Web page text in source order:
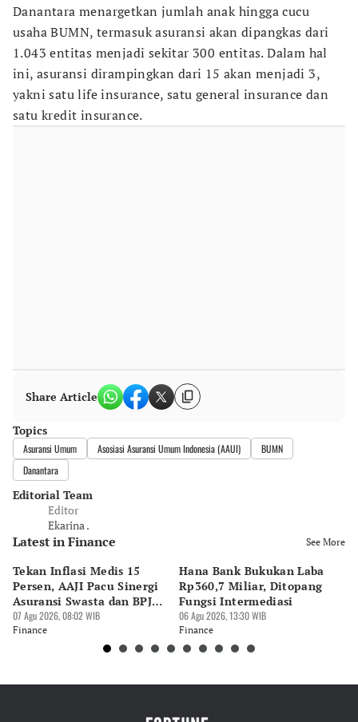
Danantara menargetkan jumlah anak hingga cucu
usaha BUMN, termasuk asuransi akan dipangkas dari
1.043 entitas menjadi sekitar 300 entitas. Dalam hal
ini, asuransi dirampingkan dari 15 akan menjadi 3,
yakni satu life insurance, satu general insurance dan
satu kredit insurance.
Share Article
Topics
Asuransi Umum Asosiasi Asuransi Umum Indonesia (AAUI)
BUMN
Danantara
Editorial Team
Editor
Ekarina .
Latest in Finance See More
Tekan Inflasi Medis 15
Persen, AAJI Pacu Sinergi
Asuransi Swasta dan BPJS
Kesehatan
07 Agu 2026, 08:02 WIB
Finance
Hana Bank Bukukan Laba
Rp360,7 Miliar, Ditopang
Fungsi Intermediasi
06 Agu 2026, 13:30 WIB
Finance